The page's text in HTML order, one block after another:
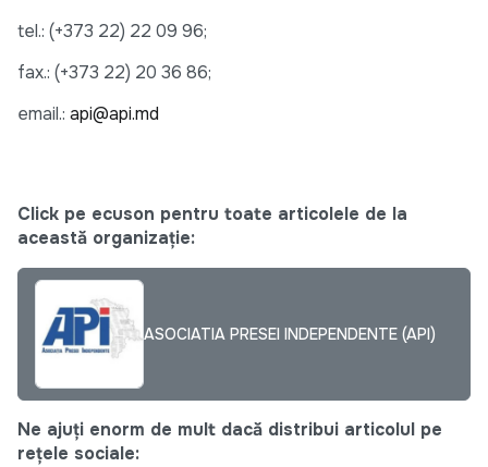
tel.: (+373 22) 22 09 96;
fax.: (+373 22) 20 36 86;
email.: api@api.md
Click pe ecuson pentru toate articolele de la
această organizație:
ASOCIATIA PRESEI INDEPENDENTE (API)
Ne ajuți enorm de mult dacă distribui articolul pe
rețele sociale: